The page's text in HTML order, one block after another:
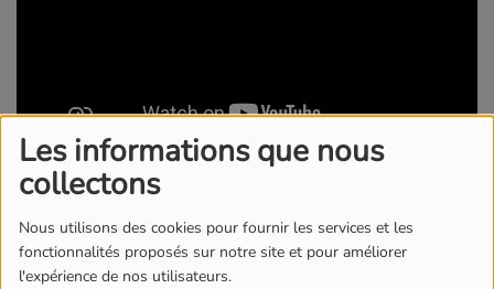
Les informations que nous
collectons
Nous utilisons des cookies pour fournir les services et les
fonctionnalités proposés sur notre site et pour améliorer
l'expérience de nos utilisateurs.
18 AVRIL 2024
Superbe réussite pour notre repas de printemps ! rendez-
vous l année prochaine .